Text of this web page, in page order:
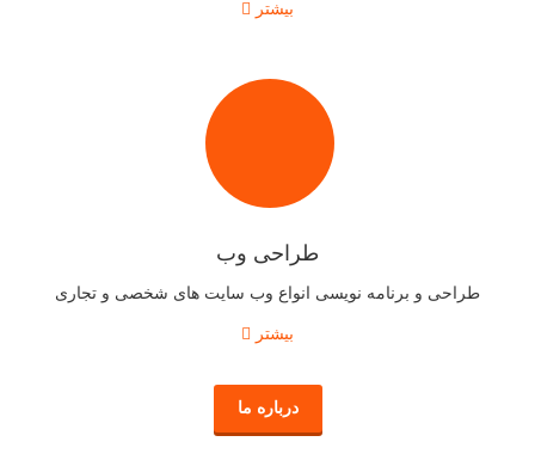
بیشتر
طراحی وب
طراحی و برنامه نویسی انواع وب سایت های شخصی و تجاری
بیشتر
درباره ما